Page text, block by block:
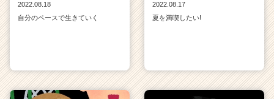
2022.08.18
自分のペースで生きていく
2022.08.17
夏を満喫したい!